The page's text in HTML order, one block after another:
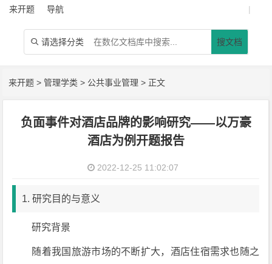
来开题 导航 |
 请选择分类 搜文档
来开题 >管理学类 > 公共事业管理 > 正文
负面事件对酒店品牌的影响研究——以万豪
酒店为例开题报告
2022-12-25 11:02:07
1. 研究目的与意义
研究背景
随着我国旅游市场的不断扩大，酒店住宿需求也随之